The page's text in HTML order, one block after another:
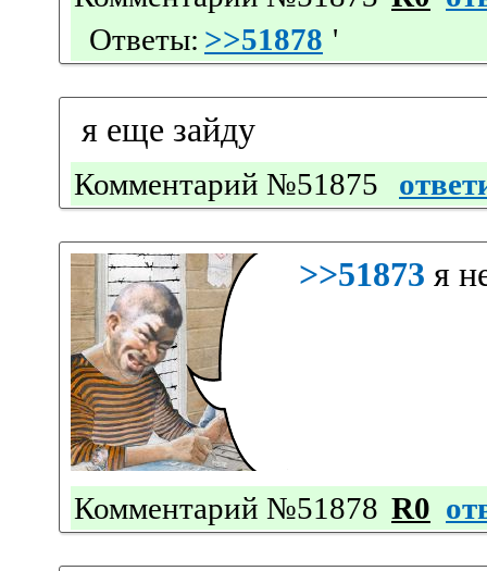
Ответы: >>51878 '
я еще зайду
Комментарий №51875
>>51873 я
Комментарий №51878 R0